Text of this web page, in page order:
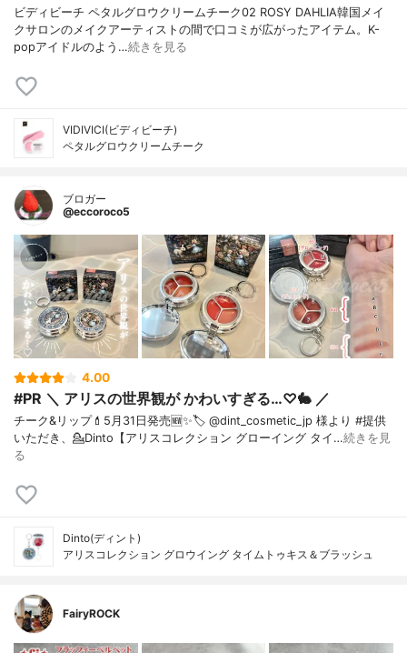
ビディビーチ ペタルグロウクリームチーク02 ROSY DAHLIA韓国メイ
クサロンのメイクアーティストの間で口コミが広がったアイテム。K-
popアイドルのよう…続きを見る
VIDIVICI(ビディビーチ)
ペタルグロウクリームチーク
ブロガー
@eccoroco5
4.00
#PR ＼ アリスの世界観が かわいすぎる…♡🐇 ／
チーク&リップ💄⁡5月31日発売🆕✨⁡🏷️ @dint_cosmetic_jp 様より #提供
いただき、⁡💁Dinto【アリスコレクション グローイング タイ…続きを見
る
Dinto(ディント)
アリスコレクション グロウイング タイムトゥキス＆ブラッシュ
FairyROCK